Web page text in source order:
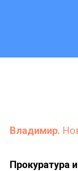
Владимир.
Прокуратура